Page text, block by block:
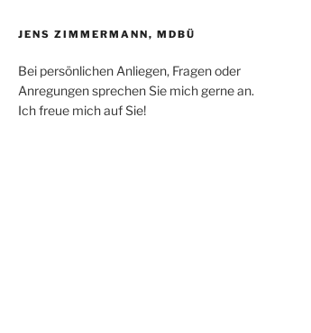
JENS ZIMMERMANN, MDBÜ
Bei persönlichen Anliegen, Fragen oder
Anregungen sprechen Sie mich gerne an.
Ich freue mich auf Sie!